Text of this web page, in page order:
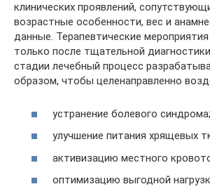
клинических проявлений,
возрастные особенности, вес и
данные. Терапевтические
только после тщательной
стадии лечебный процесс
образом, чтобы целенаправленно
устранение болевого синдрома;
улучшение питания хрящевых
активизацию местного
оптимизацию выгодной